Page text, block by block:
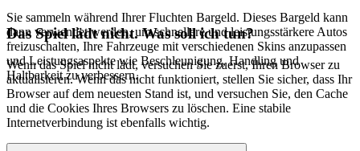
Sie sammeln während Ihrer Fluchten Bargeld. Dieses Bargeld kann
dann verwendet werden, um schnellere und leistungsstärkere Autos
freizuschalten, Ihre Fahrzeuge mit verschiedenen Skins anzupassen
und Leistungsaspekte wie Beschleunigung, Handling und
Haltbarkeit zu verbessern.
Das Spiel lädt nicht. Was soll ich tun?
Wenn das Spiel nicht lädt, versuchen Sie zuerst, Ihren Browser zu
aktualisieren. Wenn das nicht funktioniert, stellen Sie sicher, dass Ihr
Browser auf dem neuesten Stand ist, und versuchen Sie, den Cache
und die Cookies Ihres Browsers zu löschen. Eine stabile
Internetverbindung ist ebenfalls wichtig.